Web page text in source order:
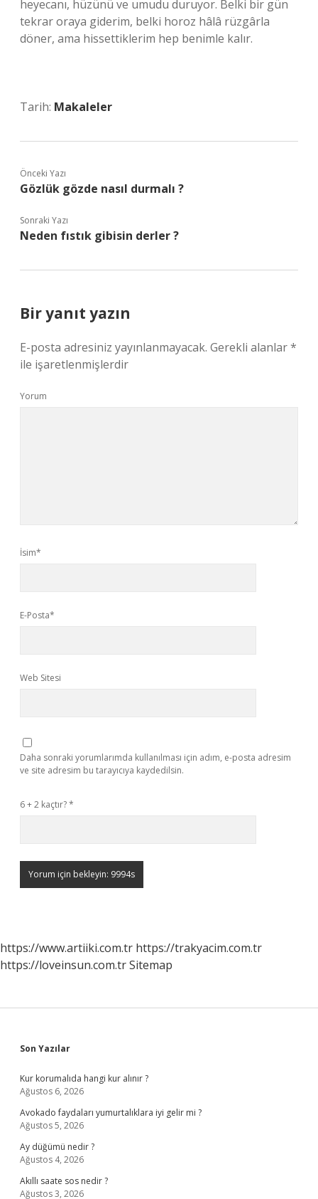
heyecanı, hüzünü ve umudu duruyor. Belki bir gün
tekrar oraya giderim, belki horoz hâlâ rüzgârla
döner, ama hissettiklerim hep benimle kalır.
Tarih: Makaleler
Önceki Yazı
Gözlük gözde nasıl durmalı ?
Sonraki Yazı
Neden fıstık gibisin derler ?
Bir yanıt yazın
E-posta adresiniz yayınlanmayacak. Gerekli alanlar*
ile işaretlenmişlerdir
Yorum
İsim*
E-Posta*
Web Sitesi
Daha sonraki yorumlarımda kullanılması için adım, e-posta adresim
ve site adresim bu tarayıcıya kaydedilsin.
6 + 2 kaçtır?*
https://www.artiiki.com.tr https://trakyacim.com.tr
https://loveinsun.com.trSitemap
Sidebar
Son Yazılar
Kur korumalıda hangi kur alınır ?
Ağustos 6, 2026
Avokado faydaları yumurtalıklara iyi gelir mi ?
Ağustos 5, 2026
Ay düğümü nedir ?
Ağustos 4, 2026
Akıllı saate sos nedir ?
Ağustos 3, 2026